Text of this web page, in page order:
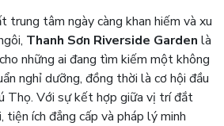
trung tâm ngày càng khan hiếm và xu
Thanh Sơn Riverside Garden là
những ai đang tìm kiếm một không
nghỉ dưỡng, đồng thời là cơ hội đầu
Thọ. Với sự kết hợp giữa vị trí đắt
tiện ích đẳng cấp và pháp lý minh